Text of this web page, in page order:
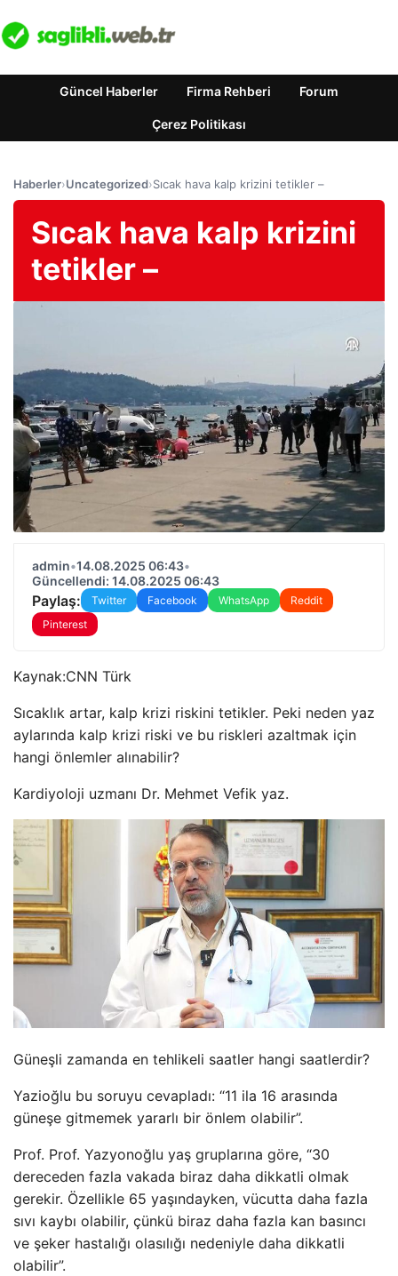
Güncel Haberler Firma Rehberi Forum
Çerez Politikası
Haberler›Uncategorized›Sıcak hava kalp krizini tetikler –
Sıcak hava kalp krizini
tetikler –
admin•14.08.2025 06:43•
Güncellendi: 14.08.2025 06:43
Paylaş: Twitter Facebook WhatsApp
Reddit
Pinterest
Kaynak:CNN Türk
Sıcaklık artar, kalp krizi riskini tetikler. Peki neden yaz
aylarında kalp krizi riski ve bu riskleri azaltmak için
hangi önlemler alınabilir?
Kardiyoloji uzmanı Dr. Mehmet Vefik yaz.
Güneşli zamanda en tehlikeli saatler hangi saatlerdir?
Yazioğlu bu soruyu cevapladı: “11 ila 16 arasında
güneşe gitmemek yararlı bir önlem olabilir”.
Prof. Prof. Yazyonoğlu yaş gruplarına göre, “30
dereceden fazla vakada biraz daha dikkatli olmak
gerekir. Özellikle 65 yaşındayken, vücutta daha fazla
sıvı kaybı olabilir, çünkü biraz daha fazla kan basıncı
ve şeker hastalığı olasılığı nedeniyle daha dikkatli
olabilir”.